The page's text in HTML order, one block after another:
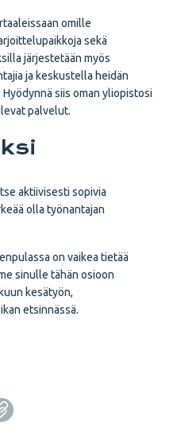
omille
sekä
järjestetään myös
ja keskustella heidän
siis oman yliopistosi
palvelut.
aktiivisesti sopivia
olla työnantajan
on vaikea tietää
sinulle tähän osioon
kesätyön,
etsinnässä.